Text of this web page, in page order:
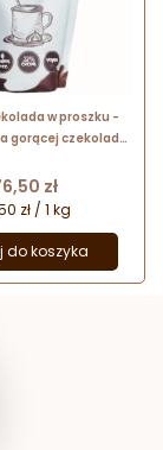
w proszku -
gorącej czekolady
kakao 32%
zł
zł / 1 kg
do koszyka